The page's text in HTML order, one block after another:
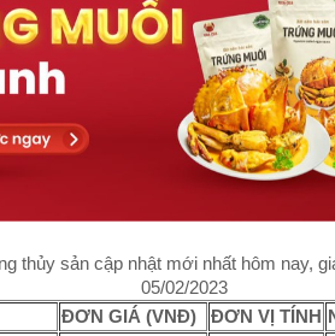
thủy sản cập nhật mới nhất hôm nay,
05/02/2023
ĐƠN GIÁ (VNĐ) ĐƠN VỊ TÍNH